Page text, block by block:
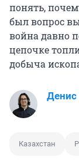
понять,
был вопрос
война давно
цепочке
добыча
Денис
Казахстан